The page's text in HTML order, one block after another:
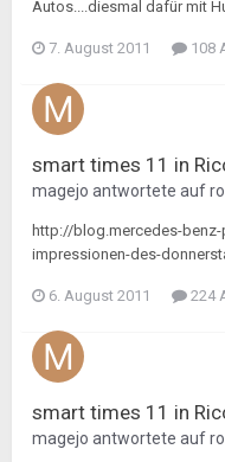
Autos....diesmal dafür mit
7. August 2011 108
smart times 11 in
magejo antwortete auf
http://blog.mercedes-
impressionen-des-
6. August 2011 224
smart times 11 in
magejo antwortete auf